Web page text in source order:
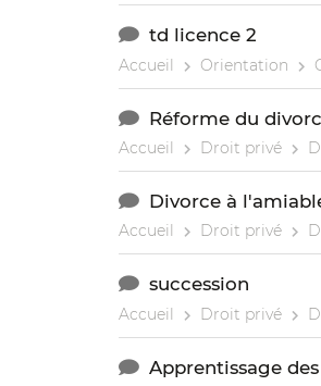
td licence 2
Accueil Orientation
Réforme du
Accueil Droit privé
Divorce à
Accueil Droit privé
succession
Accueil Droit privé
Apprentissage